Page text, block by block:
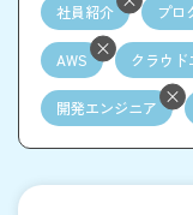
社員紹介 プロ
AWS クラウド
開発エンジニア